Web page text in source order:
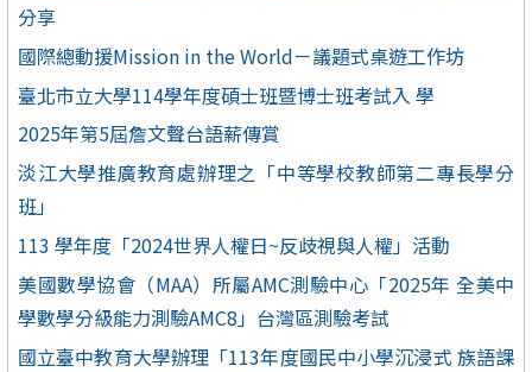
分享
國際總動援Mission in the World－議題式桌遊工作坊
臺北市立大學114學年度碩士班暨博士班考試入 學
2025年第5屆詹文聲台語薪傳賞
淡江大學推廣教育處辦理之「中等學校教師第二專長學分
班」
113 學年度「2024世界人權日~反歧視與人權」活動
美國數學協會（MAA）所屬AMC測驗中心「2025年 全美中
學數學分級能力測驗AMC8」台灣區測驗考試
國立臺中教育大學辦理「113年度國民中小學沉浸式 族語課